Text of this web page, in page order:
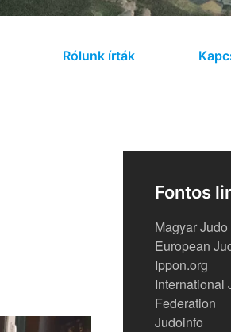
Rólunk írták
Fontos
Magyar
European
Ippon.org
International
Federation
Judoinfo